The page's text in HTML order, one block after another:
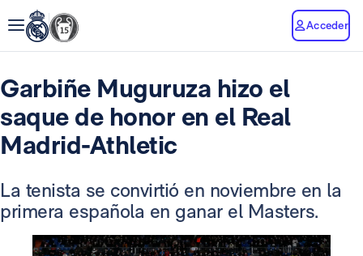
Acceder
Garbiñe Muguruza hizo el
saque de honor en el Real
Madrid-Athletic
La tenista se convirtió en noviembre en la
primera española en ganar el Masters.